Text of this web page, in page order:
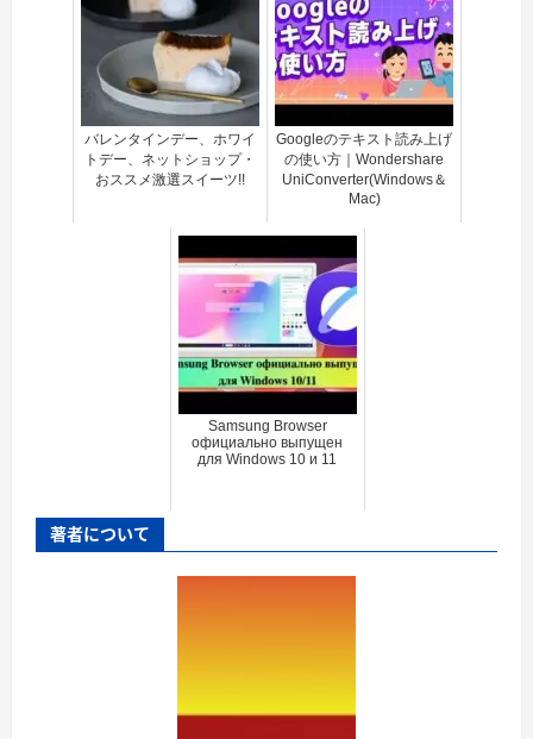
バレンタインデー、ホワイ
トデー、ネットショップ・
おススメ激選スイーツ!!
Googleのテキスト読み上げ
の使い方｜Wondershare
UniConverter(Windows＆
Mac)
Samsung Browser
официально выпущен
для Windows 10 и 11
著者について